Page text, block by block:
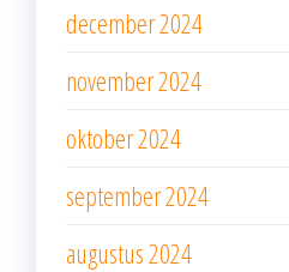
december 2024
november 2024
oktober 2024
september 2024
augustus 2024